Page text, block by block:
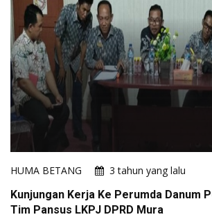
HUMA BETANG
3 tahun yang lalu
Kunjungan Kerja Ke Perumda Danum
Tim Pansus LKPJ DPRD Mura